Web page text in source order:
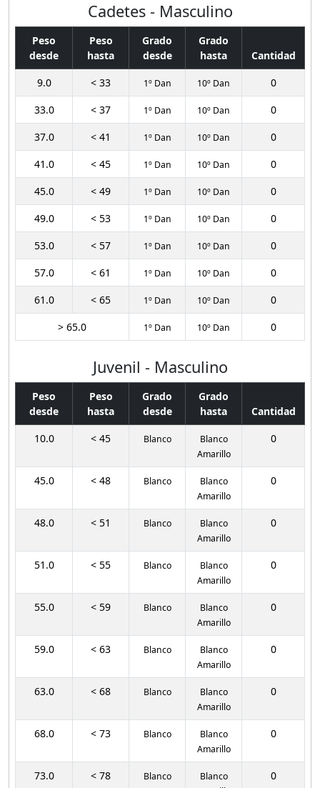
Cadetes - Masculino
Peso
desde
Peso
hasta
Grado
desde
Grado
hasta
Cantidad
9.0
< 33 1º Dan 10º Dan
0
33.0
< 37 1º Dan 10º Dan
0
37.0
< 41 1º Dan 10º Dan
0
41.0
< 45 1º Dan 10º Dan
0
45.0
< 49 1º Dan 10º Dan
0
49.0
< 53 1º Dan 10º Dan
0
53.0
< 57 1º Dan 10º Dan
0
57.0
< 61 1º Dan 10º Dan
0
61.0
< 65 1º Dan 10º Dan
0
> 65.0
1º Dan 10º Dan 0
Juvenil - Masculino
Peso
desde
Peso
hasta
Grado
desde
Grado
hasta
Cantidad
10.0
< 45 Blanco
Blanco
Amarillo
0
45.0 < 48 Blanco
Blanco
Amarillo
0
48.0 < 51 Blanco
Blanco
Amarillo
0
51.0 < 55 Blanco
Blanco
Amarillo
0
55.0 < 59 Blanco
Blanco
Amarillo
0
59.0 < 63 Blanco
Blanco
Amarillo
0
63.0 < 68 Blanco
Blanco
Amarillo
0
68.0 < 73 Blanco
Blanco
Amarillo
0
73.0 < 78 Blanco
Blanco
0